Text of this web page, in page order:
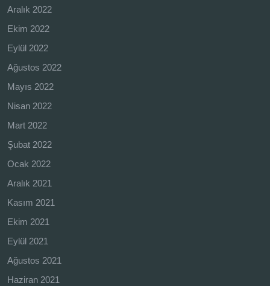
Aralık 2022
Ekim 2022
Eylül 2022
Ağustos 2022
Mayıs 2022
Nisan 2022
Mart 2022
Şubat 2022
Ocak 2022
Aralık 2021
Kasım 2021
Ekim 2021
Eylül 2021
Ağustos 2021
Haziran 2021